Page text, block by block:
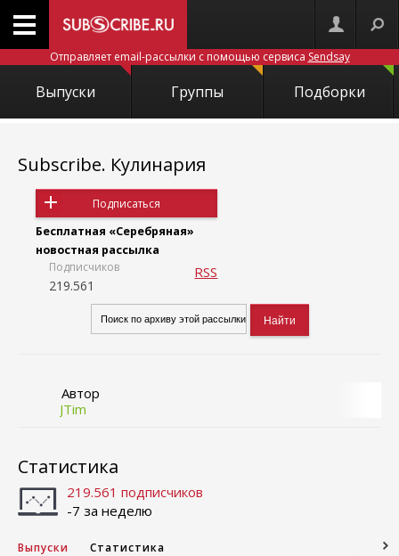
Отправляет email-рассылки с помощью сервиса Sendsay
Выпуски Группы Подборки
Subscribe. Кулинария
Подписаться
Бесплатная «Серебряная»
новостная рассылка
Подписчиков
219.561
RSS
Автор
JTim
Статистика
219.561 подписчиков
-7 за неделю
Выпуски Статистика